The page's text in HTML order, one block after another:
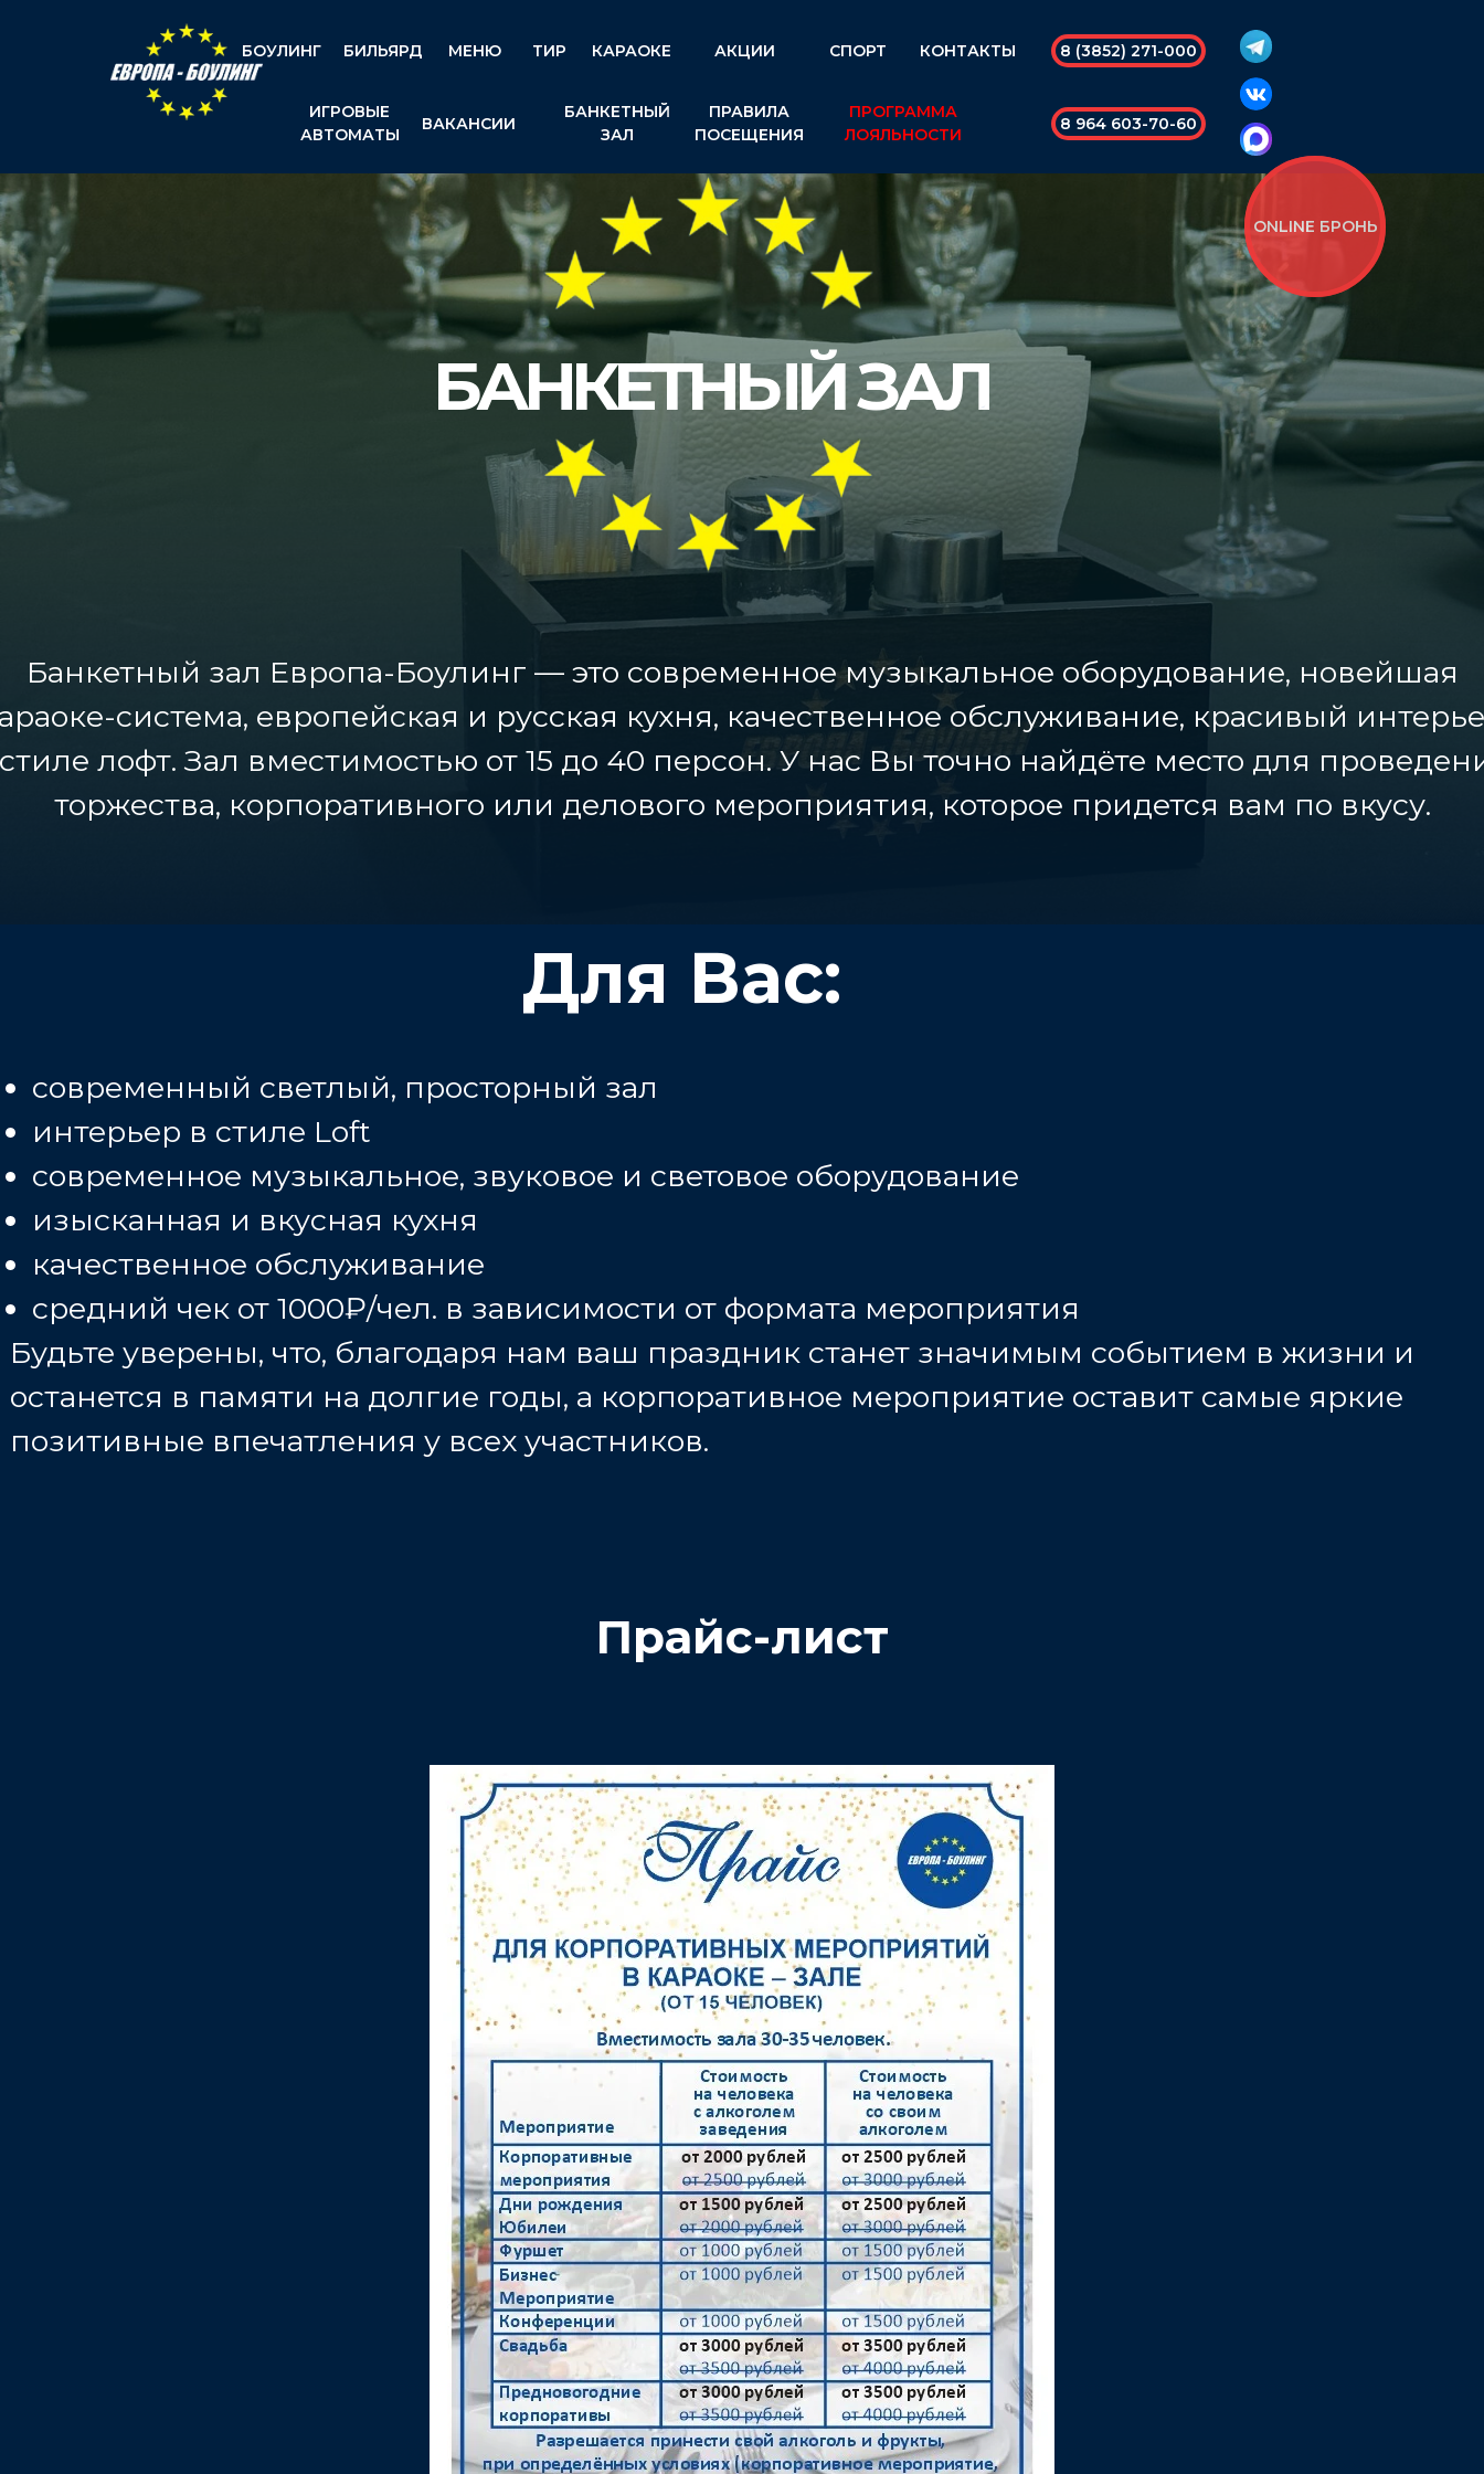
СПОРТ
ВАКАНСИИ
АКЦИИ
МЕНЮ ТИР КОНТАКТЫ
БИЛЬЯРД
ПРАВИЛА
ПОСЕЩЕНИЯ
БАНКЕТНЫЙ
ЗАЛ
ПРОГРАММА
ЛОЯЛЬНОСТИ
БОУЛИНГ
ИГРОВЫЕ
АВТОМАТЫ
КАРАОКЕ 8 (3852) 271-000
8 964 603-70-60
Банкетный зал Европа-Боулинг — это современное музыкальное оборудование, новейшая
система, европейская и русская кухня, качественное обслуживание, красивый
лофт. Зал вместимостью от 15 до 40 персон. У нас Вы точно найдёте место для
торжества, корпоративного или делового мероприятия, которое придется вам по вкусу.
БАНКЕТНЫЙ ЗАЛ
современный светлый, просторный зал
интерьер в стиле Loft
современное музыкальное, звуковое и световое оборудование
изысканная и вкусная кухня
качественное обслуживание
средний чек от 1000₽/чел. в зависимости от формата мероприятия
Будьте уверены, что, благодаря нам ваш праздник станет значимым событием в жизни и
останется в памяти на долгие годы, а корпоративное мероприятие оставит самые яркие
позитивные впечатления у всех участников.
Для Вас:
ONLINE БРОНЬ
Прайс-лист